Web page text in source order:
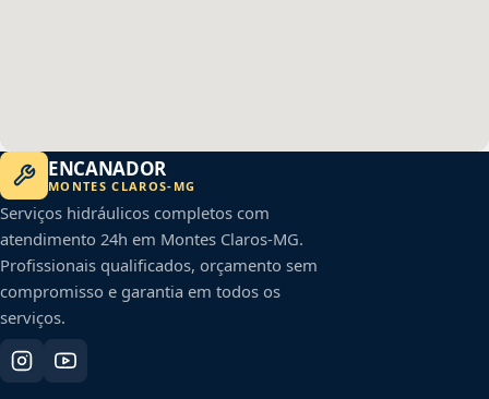
ENCANADOR
MONTES CLAROS- MG
Serviços hidráulicos completos com
atendimento 24h em Montes Claros-MG.
Profissionais qualificados, orçamento sem
compromisso e garantia em todos os
serviços.